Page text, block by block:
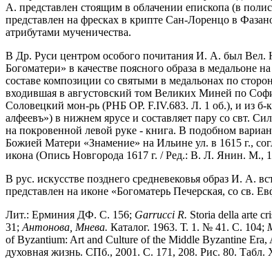
А. представлен стоящим в облачении епископа (в
представлен на фресках в крипте Сан-Лоренцо в
атрибутами мученичества.
В Др. Руси центром особого почитания И. А. был Вел.
Богоматери» в качестве поясного образа в
составе композиции со святыми в медальонах по
входившая в августовский том Великих Миней по
Соловецкий мон-рь (РНБ ОР. F.IV.683. Л. 1 об.), и из б-
алфеевъ») в нижнем ярусе и составляет пару со свт.
на покровенной левой руке - книга. В подобном
Божией Матери «Знамение» на Ильине ул. в 1615 г.,
икона (Опись Новгорода 1617 г. / Ред.: В. Л. Янин. М.,
В рус. искусстве позднего средневековья образ И. А.
представлен на иконе «Богоматерь Печерская, со
Лит.: Ерминия ДФ. С. 156; Garrucci R. Storia della arte
31; Антонова, Мнева. Каталог. 1963. Т. 1. № 41. С. 104;
of Byzantium: Art and Culture of the Middle Byzantine
духовная жизнь. СПб., 2001. С. 171, 208. Рис. 80.